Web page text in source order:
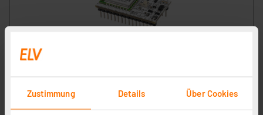
Zustimmung Details Über Cookies
ELV LoRaWAN® Modulplatine Open Collector ‒ 8fach,
Artikel-Nr. 161150